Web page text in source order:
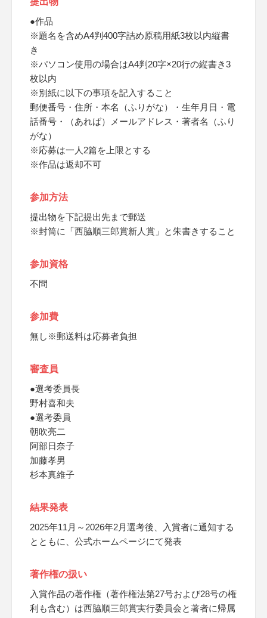
●作品
※題名を含めA4判400字詰め原稿用紙3枚以内縦書
き
※パソコン使用の場合はA4判20字×20行の縦書き3
枚以内
※別紙に以下の事項を記入すること
郵便番号・住所・本名（ふりがな）・生年月日・電
話番号・（あれば）メールアドレス・著者名（ふり
がな）
※応募は一人2篇を上限とする
※作品は返却不可
参加方法
提出物を下記提出先まで郵送
※封筒に「西脇順三郎賞新人賞」と朱書きすること
参加資格
不問
参加費
無し※郵送料は応募者負担
審査員
●選考委員長
野村喜和夫
●選考委員
朝吹亮二
阿部日奈子
加藤孝男
杉本真維子
結果発表
2025年11月～2026年2月選考後、入賞者に通知する
とともに、公式ホームページにて発表
著作権の扱い
入賞作品の著作権（著作権法第27号および28号の権
利も含む）は西脇順三郎賞実行委員会と著者に帰属